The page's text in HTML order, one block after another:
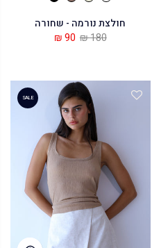
חולצת נורמה - שחורה
180 ₪
90 ₪
SALE